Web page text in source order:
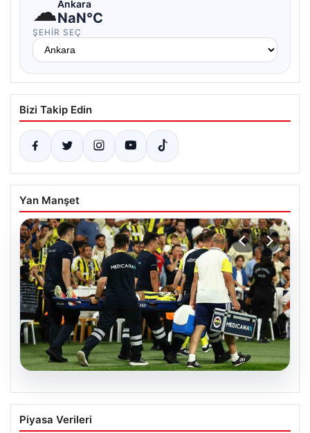
☁Ankara
NaN°C
ŞEHIR SEÇ
Bizi Takip Edin
Yan Manşet
Fenerbahçe’de Sturm Graz Maçında
Oosterwolde’den Üzücü Haber!
Piyasa Verileri